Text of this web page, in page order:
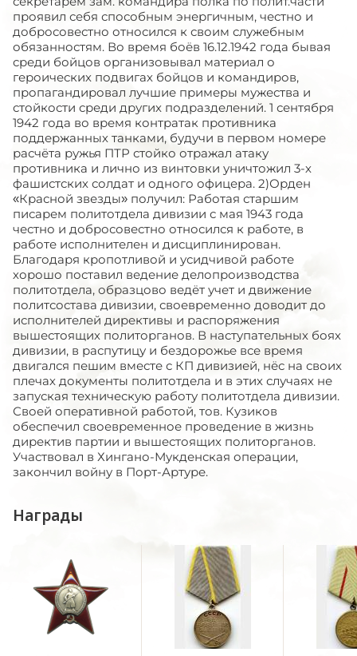
проявил себя способным энергичным, честно и
добросовестно относился к своим служебным
обязанностям. Во время боёв 16.12.1942 года бывая
среди бойцов организовывал материал о
героических подвигах бойцов и командиров,
пропагандировал лучшие примеры мужества и
стойкости среди других подразделений. 1 сентября
1942 года во время контратак противника
поддержанных танками, будучи в первом номере
расчёта ружья ПТР стойко отражал атаку
противника и лично из винтовки уничтожил 3-х
фашистских солдат и одного офицера. 2)Орден
«Красной звезды» получил: Работая старшим
писарем политотдела дивизии с мая 1943 года
честно и добросовестно относился к работе, в
работе исполнителен и дисциплинирован.
Благодаря кропотливой и усидчивой работе
хорошо поставил ведение делопроизводства
политотдела, образцово ведёт учет и движение
политсостава дивизии, своевременно доводит до
исполнителей директивы и распоряжения
вышестоящих политорганов. В наступательных боях
дивизии, в распутицу и бездорожье все время
двигался пешим вместе с КП дивизией, нёс на своих
плечах документы политотдела и в этих случаях не
запуская техническую работу политотдела дивизии.
Своей оперативной работой, тов. Кузиков
обеспечил своевременное проведение в жизнь
директив партии и вышестоящих политорганов.
Участвовал в Хингано-Мукденская операции,
закончил войну в Порт-Артуре.
Награды